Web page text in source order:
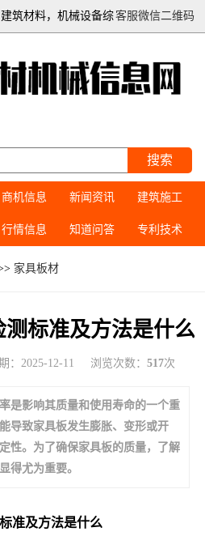
客服微信二维码
筑材料，机械设备综
搜索
商机信息 新闻资讯 建筑施工
行情信息 知道问答 专利技术
家具板材
标准及方法是什么
：2025-12-11 浏览次数： 517次
是影响其质量和使用寿命的一个重
导致家具板发生膨胀、变形或开
性。为了确保家具板的质量，了解
得尤为重要。
准及方法是什么